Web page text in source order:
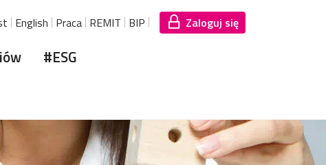
Zaloguj się
#ESG
English Praca REMIT BIP